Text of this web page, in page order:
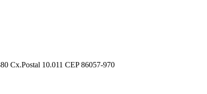
Cx.Postal 10.011 CEP 86057-970